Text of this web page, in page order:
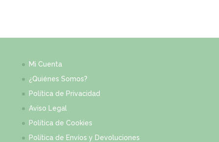
Mi Cuenta
¿Quiénes Somos?
Política de Privacidad
Aviso Legal
Política de Cookies
Política de Envíos y Devoluciones